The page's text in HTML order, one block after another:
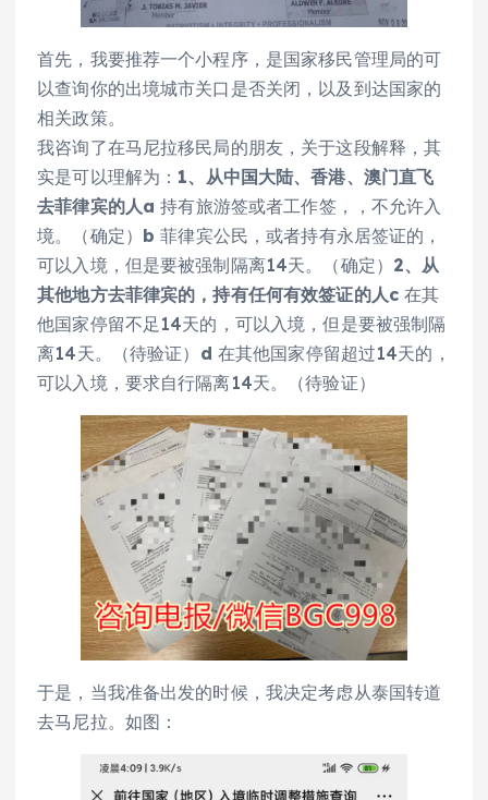
首先，我要推荐一个小程序，是国家移民管理局的可
以查询你的出境城市关口是否关闭，以及到达国家的
相关政策。
我咨询了在马尼拉移民局的朋友，关于这段解释，其
实是可以理解为： 1、从中国大陆、香港、澳门直飞
去菲律宾的人a 持有旅游签或者工作签，，不允许入
境。（确定） b 菲律宾公民，或者持有永居签证的，
可以入境，但是要被强制隔离14天。（确定） 2、从
其他地方去菲律宾的，持有任何有效签证的人c 在其
他国家停留不足14天的，可以入境，但是要被强制隔
离14天。（待验证） d 在其他国家停留超过14天的，
可以入境，要求自行隔离14天。（待验证）
于是，当我准备出发的时候，我决定考虑从泰国转道
去马尼拉。如图：